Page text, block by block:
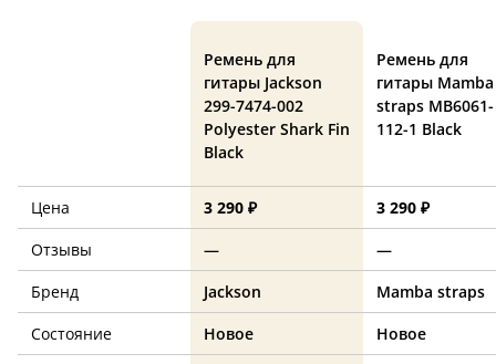
Ремень для
гитары Jackson
299-7474-002
Polyester Shark Fin
Black
Ремень для
гитары Mamba
straps MB6061-
112-1 Black
Цена 3 290 ₽
3 290 ₽
Отзывы
—
—
Бренд
Jackson
Mamba straps
Состояние
Новое Новое